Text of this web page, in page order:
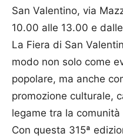
San Valentino, via
10.00 alle 13.00 e
La Fiera di San
modo non solo come
popolare, ma anche
promozione culturale,
legame tra la
Con questa 315ª